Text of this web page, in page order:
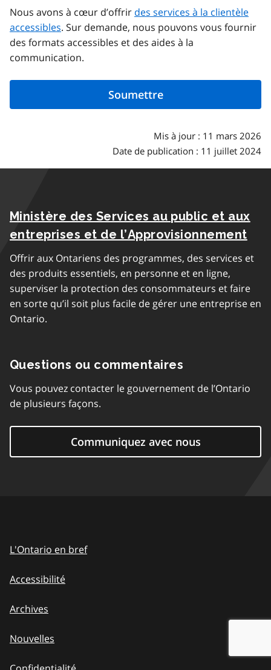
Nous avons à cœur d’offrir des services à la clientèle
accessibles. Sur demande, nous pouvons vous fournir
des formats accessibles et des aides à la
communication.
Mis à jour : 11 mars 2026
Date de publication : 11 juillet 2024
Ministère des Services au public et aux
entreprises et de l’Approvisionnement
Offrir aux Ontariens des programmes, des services et
des produits essentiels, en personne et en ligne,
superviser la protection des consommateurs et faire
en sorte qu’il soit plus facile de gérer une entreprise en
Ontario.
Questions ou commentaires
Vous pouvez contacter le gouvernement de l’Ontario
de plusieurs façons.
Communiquez avec nous
L'Ontario en bref
Accessibilité
Archives
Nouvelles